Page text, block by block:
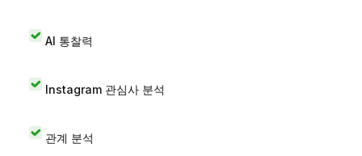
AI 통찰력
Instagram 관심사 분석
관계 분석